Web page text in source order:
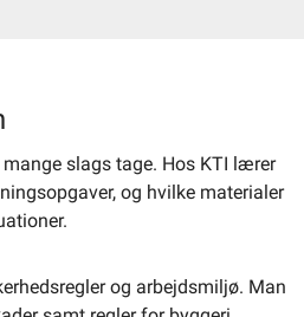
slags tage. Hos KTI lærer
og hvilke materialer
og arbejdsmiljø. Man